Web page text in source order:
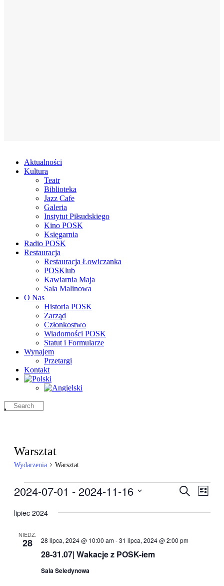
Aktualności
Kultura
Teatr
Biblioteka
Jazz Cafe
Galeria
Instytut Piłsudskiego
Kino POSK
Księgarnia
Radio POSK
Restauracja
Restauracja Łowiczanka
POSKlub
Kawiarnia Maja
Sala Malinowa
O Nas
Historia POSK
Zarząd
Członkostwo
Wiadomości POSK
Statut i Formularze
Wynajem
Przetargi
Kontakt
Warsztat
Wydarzenia Warsztat
Wydarzenia
po
i
Szukaj
Lista
2024-07-01 - 2024-11-16
datę.
lipiec 2024
NIEDZ.
28
28-31.07| Wakacje z POSK-iem
28 lipca, 2024 @ 10:00 am-31 lipca, 2024 @ 2:00 pm
Sala Seledynowa